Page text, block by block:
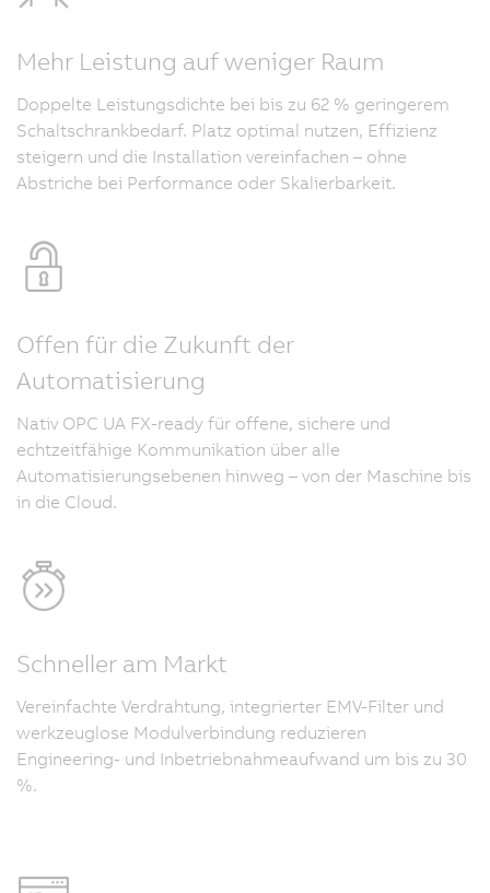
Mehr Leistung auf weniger Raum
Doppelte Leistungsdichte bei bis zu 62 % geringerem
Schaltschrankbedarf. Platz optimal nutzen, Effizienz
steigern und die Installation vereinfachen – ohne
Abstriche bei Performance oder Skalierbarkeit.
Offen für die Zukunft der
Automatisierung
Nativ OPC UA FX-ready für offene, sichere und
echtzeitfähige Kommunikation über alle
Automatisierungsebenen hinweg – von der Maschine bis
in die Cloud.
Schneller am Markt
Vereinfachte Verdrahtung, integrierter EMV-Filter und
werkzeuglose Modulverbindung reduzieren
Engineering- und Inbetriebnahmeaufwand um bis zu 30
%.